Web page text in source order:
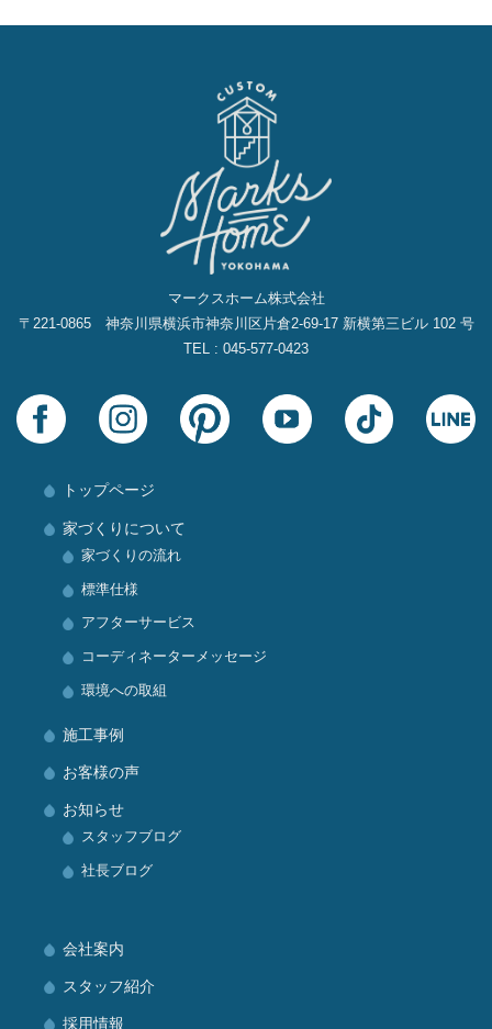
マークスホーム株式会社
〒221-0865 神奈川県横浜市神奈川区片倉2‐69‐17 新横第三ビル 102 号
TEL : 045-577-0423
トップページ
家づくりについて
家づくりの流れ
標準仕様
アフターサービス
コーディネーターメッセージ
環境への取組
施工事例
お客様の声
お知らせ
スタッフブログ
社長ブログ
会社案内
スタッフ紹介
採用情報